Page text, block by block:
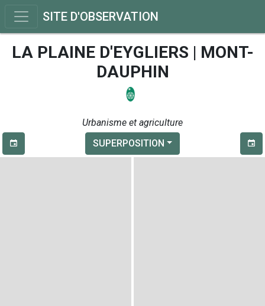
SITE D'OBSERVATION
LA PLAINE D'EYGLIERS | MONT-
DAUPHIN
Urbanisme et agriculture
SUPERPOSITION